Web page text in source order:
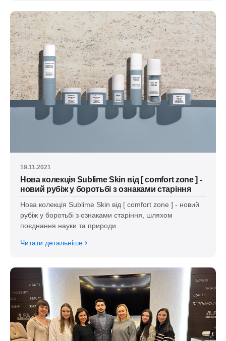
19.11.2021
Нова колекція Sublime Skin від [ comfort zone ] -
новий рубіж у боротьбі з ознаками старіння
Нова колекція Sublime Skin від [ comfort zone ] - новий
рубіж у боротьбі з ознаками старіння, шляхом
поєднання науки та природи
Читати детальніше